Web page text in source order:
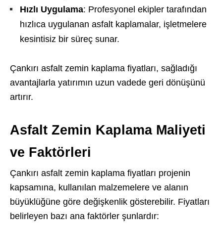
Hızlı Uygulama: Profesyonel ekipler tarafından
hızlıca uygulanan asfalt kaplamalar, işletmelere
kesintisiz bir süreç sunar.
Çankırı asfalt zemin kaplama fiyatları, sağladığı
avantajlarla yatırımın uzun vadede geri dönüşünü
artırır.
Asfalt Zemin Kaplama Maliyeti
ve Faktörleri
Çankırı asfalt zemin kaplama fiyatları projenin
kapsamına, kullanılan malzemelere ve alanın
büyüklüğüne göre değişkenlik gösterebilir. Fiyatları
belirleyen bazı ana faktörler şunlardır: